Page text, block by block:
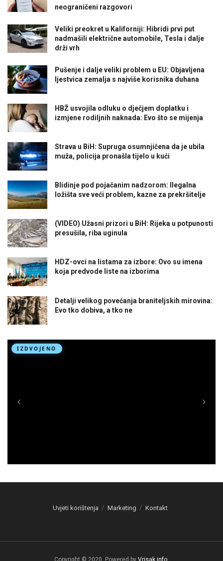
neograničeni razgovori
Veliki preokret u Kaliforniji: Hibridi prvi put
nadmašili električne automobile, Tesla i dalje
drži vrh
Pušenje i dalje veliki problem u EU: Objavljena
ljestvica zemalja s najviše korisnika duhana
HBŽ usvojila odluku o dječjem doplatku i
izmjene rodiljnih naknada: Evo što se mijenja
Strava u BiH: Supruga osumnjičena da je ubila
muža, policija pronašla tijelo u kući
Blidinje pod pojačanim nadzorom: Ilegalna
ložišta sve veći problem, kazne za prekršitelje
(VIDEO) Užasni prizori u BiH: Rijeka u potpunosti
presušila, riba uginula
HDZ-ovci na listama za izbore: Ovo su imena
koja predvode liste na izborima
Detalji velikog povećanja braniteljskih mirovina:
Evo tko dobiva, a tko ne
Uvjeti korištenja Marketing Kontakt
Copyright © 2020. Powered by Vrisak.info